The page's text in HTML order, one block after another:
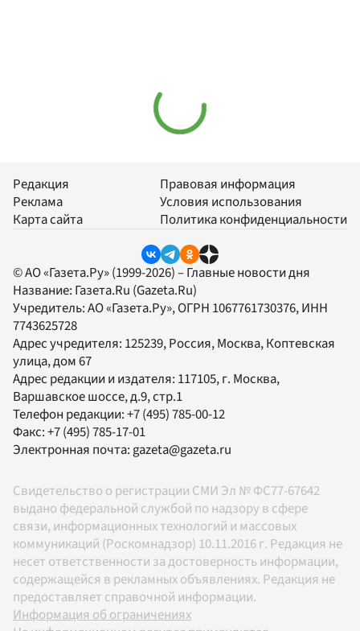
Редакция
Реклама
Карта сайта
Правовая информация
Условия использования
Политика конфиденциальности
© АО «Газета.Ру» (1999-2026) – Главные новости дня
Название: Газета.Ru (Gazeta.Ru)
Учредитель:АО «Газета.Ру», ОГРН 1067761730376, ИНН
7743625728
Адрес учредителя: 125239, Россия, Москва, Коптевская
улица, дом 67
Адрес редакции и издателя: 117105, г. Москва,
Варшавское шоссе, д.9, стр.1
Телефон редакции:+7 (495) 785-00-12
Факс:+7 (495) 785-17-01
Электронная почта:gazeta@gazeta.ru
Свидетельство о регистрации СМИ Эл № ФС77-67642
выдано федеральной службой по надзору в сфере
связи, информационных технологий и массовых
коммуникаций (Роскомнадзор) 10.11.2016 г. Редакция не
несет ответственности за достоверность информации,
содержащейся в рекламных объявлениях. Редакция не
предоставляет справочной информации.
Информация об ограничениях